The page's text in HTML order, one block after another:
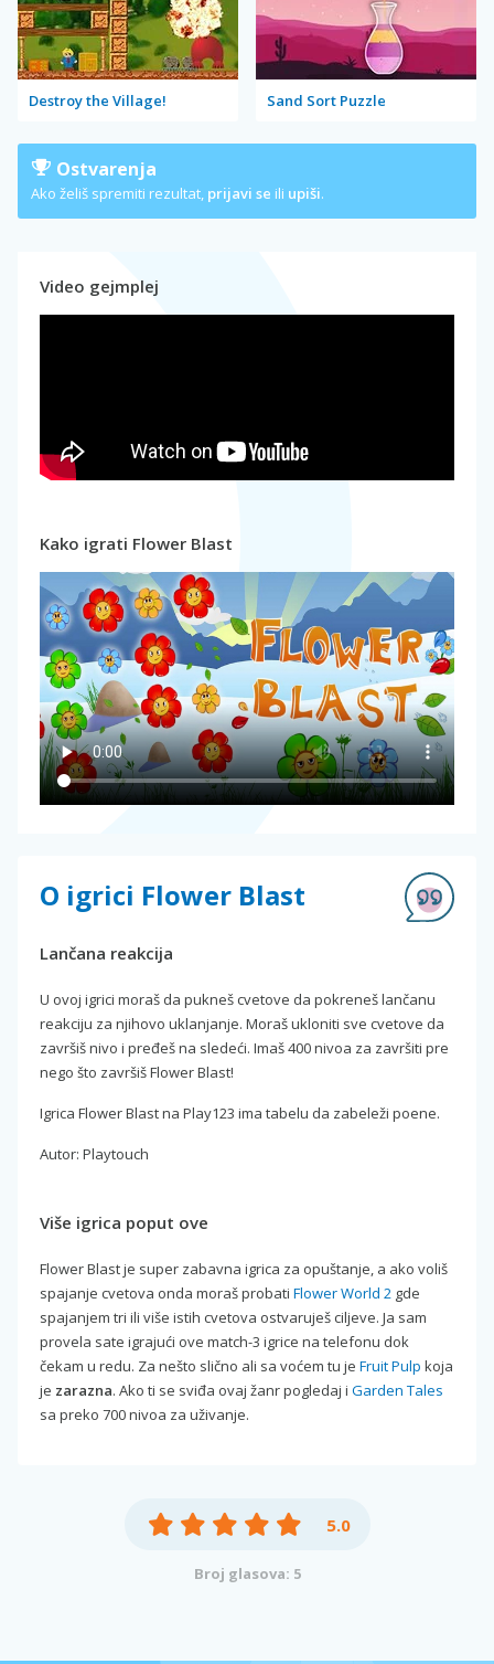
Destroy the Village! Sand Sort Puzzle
Ostvarenja
Ako želiš spremiti rezultat, prijavi se ili upiši.
Video gejmplej
Kako igrati Flower Blast
O igrici Flower Blast
Lančana reakcija
U ovoj igrici moraš da pukneš cvetove da pokreneš lančanu
reakciju za njihovo uklanjanje. Moraš ukloniti sve cvetove da
završiš nivo i pređeš na sledeći. Imaš 400 nivoa za završiti pre
nego što završiš Flower Blast!
Igrica Flower Blast na Play123 ima tabelu da zabeleži poene.
Autor: Playtouch
Više igrica poput ove
Flower Blast je super zabavna igrica za opuštanje, a ako voliš
spajanje cvetova onda moraš probati Flower World 2 gde
spajanjem tri ili više istih cvetova ostvaruješ ciljeve. Ja sam
provela sate igrajući ove match-3 igrice na telefonu dok
čekam u redu. Za nešto slično ali sa voćem tu je Fruit Pulp koja
je zarazna. Ako ti se sviđa ovaj žanr pogledaj i Garden Tales
sa preko 700 nivoa za uživanje.
5.0
Broj glasova: 5